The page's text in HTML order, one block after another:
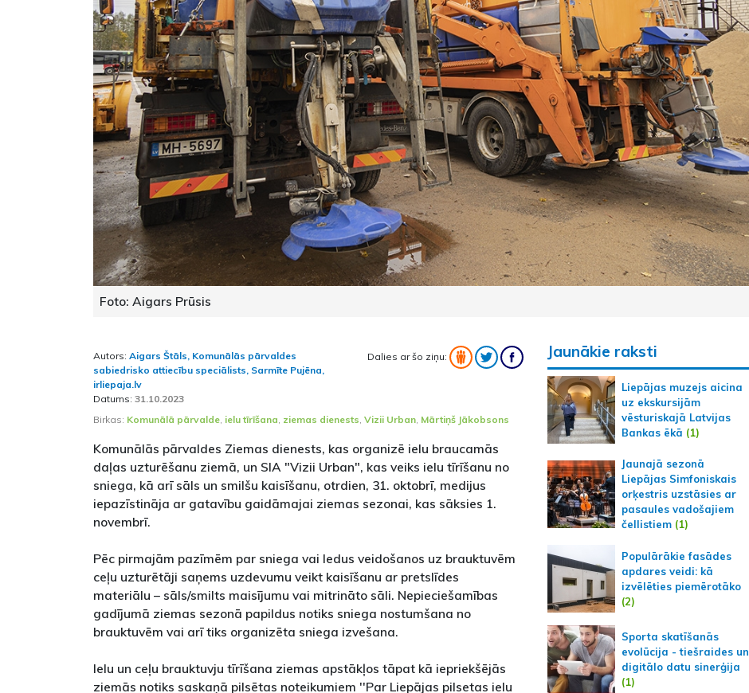
Foto: Aigars Prūsis
Autors: Aigars Štāls, Komunālās pārvaldes
sabiedrisko attiecību speciālists, Sarmīte Pujēna,
irliepaja.lv
Datums: 31.10.2023
Dalies ar šo ziņu:
Birkas: Komunālā pārvalde, ielu tīrīšana, ziemas dienests, Vizii Urban, Mārtiņš Jākobsons
Komunālās pārvaldes Ziemas dienests, kas organizē ielu braucamās
daļas uzturēšanu ziemā, un SIA "Vizii Urban", kas veiks ielu tīrīšanu no
sniega, kā arī sāls un smilšu kaisīšanu, otrdien, 31. oktobrī, medijus
iepazīstināja ar gatavību gaidāmajai ziemas sezonai, kas sāksies 1.
novembrī.
Pēc pirmajām pazīmēm par sniega vai ledus veidošanos uz brauktuvēm
ceļu uzturētāji saņems uzdevumu veikt kaisīšanu ar pretslīdes
materiālu – sāls/smilts maisījumu vai mitrināto sāli. Nepieciešamības
gadījumā ziemas sezonā papildus notiks sniega nostumšana no
brauktuvēm vai arī tiks organizēta sniega izvešana.
Ielu un ceļu brauktuvju tīrīšana ziemas apstākļos tāpat kā iepriekšējās
ziemās notiks saskaņā pilsētas noteikumiem ''Par Liepājas pilsetas ielu
Jaunākie raksti
Liepājas muzejs aicina
uz ekskursijām
vēsturiskajā Latvijas
Bankas ēkā (1)
Jaunajā sezonā
Liepājas Simfoniskais
orķestris uzstāsies ar
pasaules vadošajiem
čellistiem(1)
Populārākie fasādes
apdares veidi: kā
izvēlēties piemērotāko
(2)
Sporta skatīšanās
evolūcija - tiešraides un
digitālo datu sinerģija
(1)